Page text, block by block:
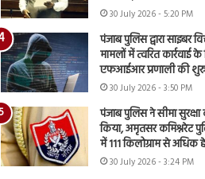
30 July 2026 - 5:20 PM
पंजाब पुलिस द्वारा साइबर
मामलों में त्वरित कार्रवाई
एफआईआर प्रणाली की
30 July 2026 - 3:50 PM
पंजाब पुलिस ने सीमा
किया, अमृतसर कमिश्नरेट
में 111 किलोग्राम से अधिक
30 July 2026 - 3:24 PM